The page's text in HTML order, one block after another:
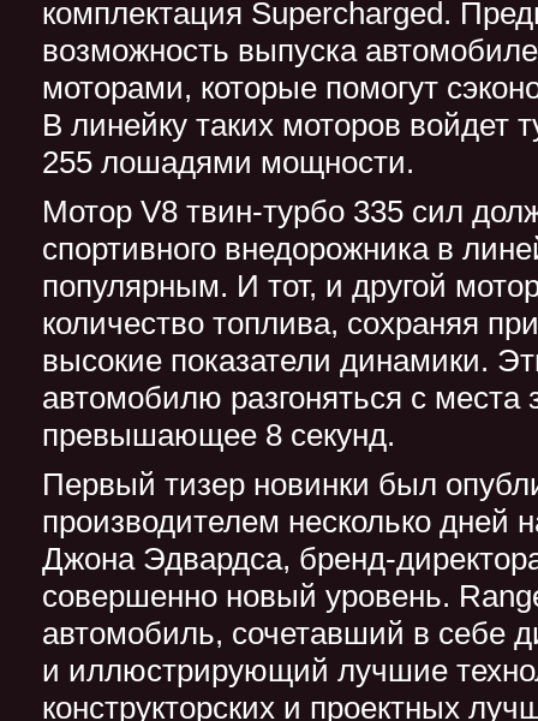
комплектация Supercharged.
возможность выпуска
моторами, которые помогут
В линейку таких моторов войдет
255 лошадями мощности.
Мотор V8 твин-турбо 335 сил
спортивного внедорожника в
популярным. И тот, и другой
количество топлива, сохраняя
высокие показатели динамики.
автомобилю разгоняться с места
превышающее 8 секунд.
Первый тизер новинки был
производителем несколько дней
Джона Эдвардса, бренд-
совершенно новый уровень.
автомобиль, сочетавший в себе
и иллюстрирующий лучшие
конструкторских и проектных